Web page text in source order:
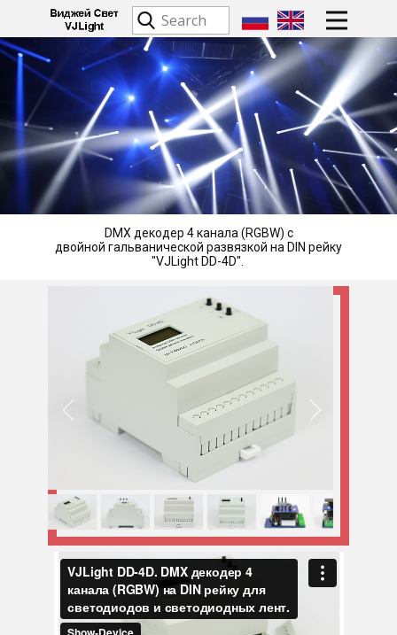
DMX декодер 4 канала (RGBW) с
двойной гальванической развязкой на DIN рейку
"VJLight DD-4D". ​